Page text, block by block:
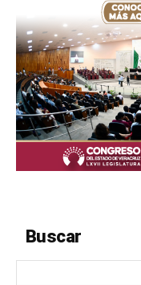
Buscar